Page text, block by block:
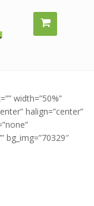
width=”50%”
halign=”center”
bg_img=”70329″